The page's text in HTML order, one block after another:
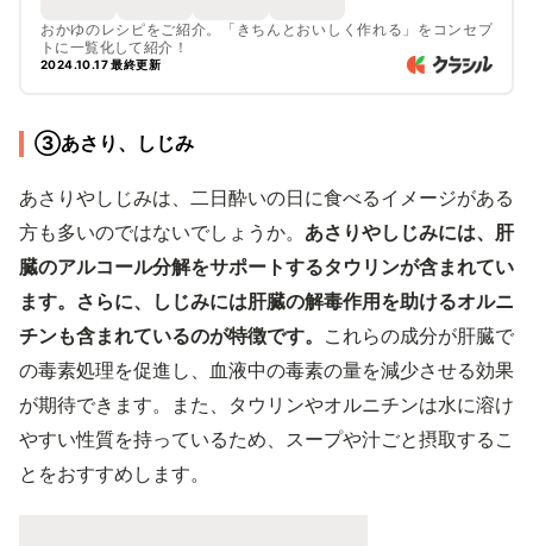
おかゆのレシピをご紹介。「きちんとおいしく作れる」をコンセプ
トに一覧化して紹介！
2024.10.17 最終更新
③あさり、しじみ
あさりやしじみは、二日酔いの日に食べるイメージがある
方も多いのではないでしょうか。 あさりやしじみには、肝
臓のアルコール分解をサポートするタウリンが含まれてい
ます。さらに、しじみには肝臓の解毒作用を助けるオルニ
チンも含まれているのが特徴です。 これらの成分が肝臓で
の毒素処理を促進し、血液中の毒素の量を減少させる効果
が期待できます。また、タウリンやオルニチンは水に溶け
やすい性質を持っているため、スープや汁ごと摂取するこ
とをおすすめします。